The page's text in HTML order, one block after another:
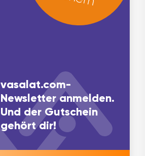
vasalat.com-
Newsletter anmelden.
Und der Gutschein
gehört dir!